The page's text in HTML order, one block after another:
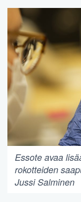
Essote avaa
rokotteiden
Jussi Salminen